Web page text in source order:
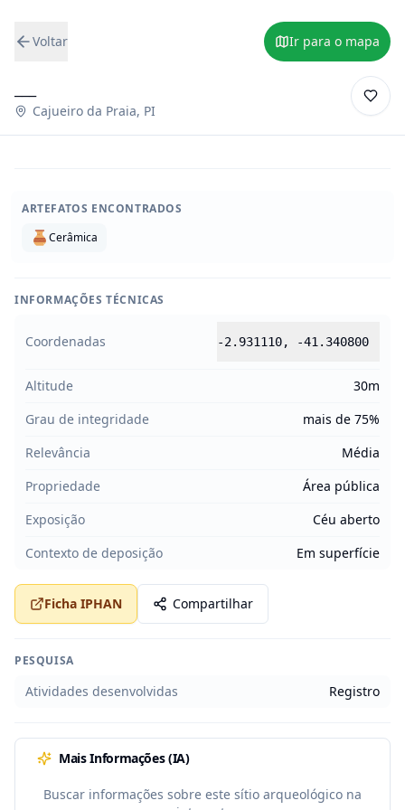
Voltar Ir para o mapa
Cajueiro da Praia, PI
ARTEFATOS ENCONTRADOS
Cerâmica
INFORMAÇÕES TÉCNICAS
Coordenadas -2.931110, -41.340800
Altitude
30m
Grau de integridade
mais de 75%
Relevância
Média
Propriedade
Área pública
Exposição
Céu aberto
Contexto de deposição
Em superfície
Ficha IPHAN Compartilhar
PESQUISA
Atividades desenvolvidas Registro
Mais Informações (IA)
Buscar informações sobre este sítio arqueológico na